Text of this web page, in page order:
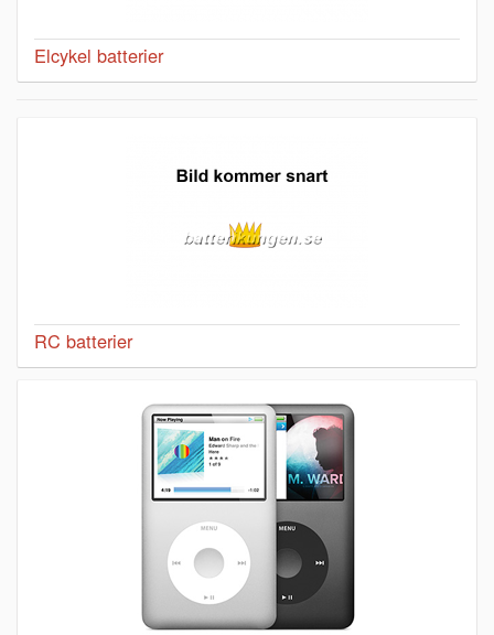
Elcykel batterier
RC batterier